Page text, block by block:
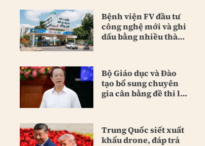
Bệnh viện FV đầu tư
công nghệ mới và ghi
dấu bằng nhiều thành
Bộ Giáo dục và Đào
tạo bổ sung chuyên
gia cân bằng đề thi lại
Trung Quốc siết xuất
khẩu drone, đáp trả